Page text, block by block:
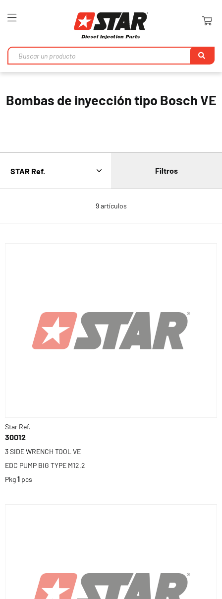
Toggle
en
Bombas de inyección tipo Bosch VE
9artículos
Filtros
Star Ref.
30012
3 SIDE WRENCH TOOL VE
EDC PUMP BIG TYPE M12,2
Pkg1 pcs